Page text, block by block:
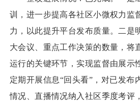
训，进一步提高各社区小微权力监
力，以此提升平台发布质量。二是
大会议、重点工作决策的数量，将
运行的关键环节，实现监督由展示
定期开展信息“回头看”，对已发布
情况、直播情况纳入社区季度考评